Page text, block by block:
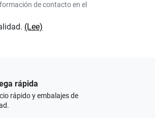
de contacto en el
(Lee)
rápida
rápido y embalajes de